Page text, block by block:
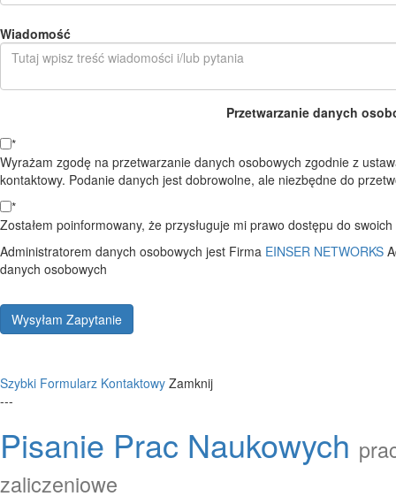
Wiadomość
Przetwarzanie danych
*
Wyrażam zgodę na przetwarzanie danych osobowych zgodnie z
kontaktowy. Podanie danych jest dobrowolne, ale niezbędne do
*
Zostałem poinformowany, że przysługuje mi prawo dostępu do
Administratorem danych osobowych jest Firma EINSER NETWORKS
danych osobowych
Wysyłam Zapytanie
Szybki Formularz Kontaktowy Zamknij
---
Pisanie Prac Naukowych
zaliczeniowe